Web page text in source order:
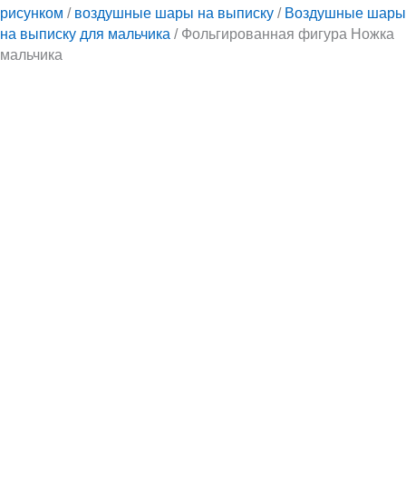
рисунком / воздушные шары на выписку / Воздушные шары
на выписку для мальчика / Фольгированная фигура Ножка
мальчика